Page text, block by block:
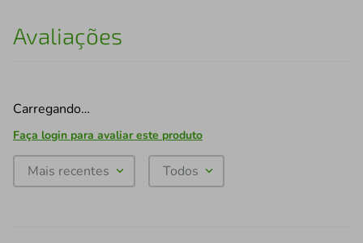
Avaliações
Carregando…
Faça login para avaliar este produto
Mais recentes Todos